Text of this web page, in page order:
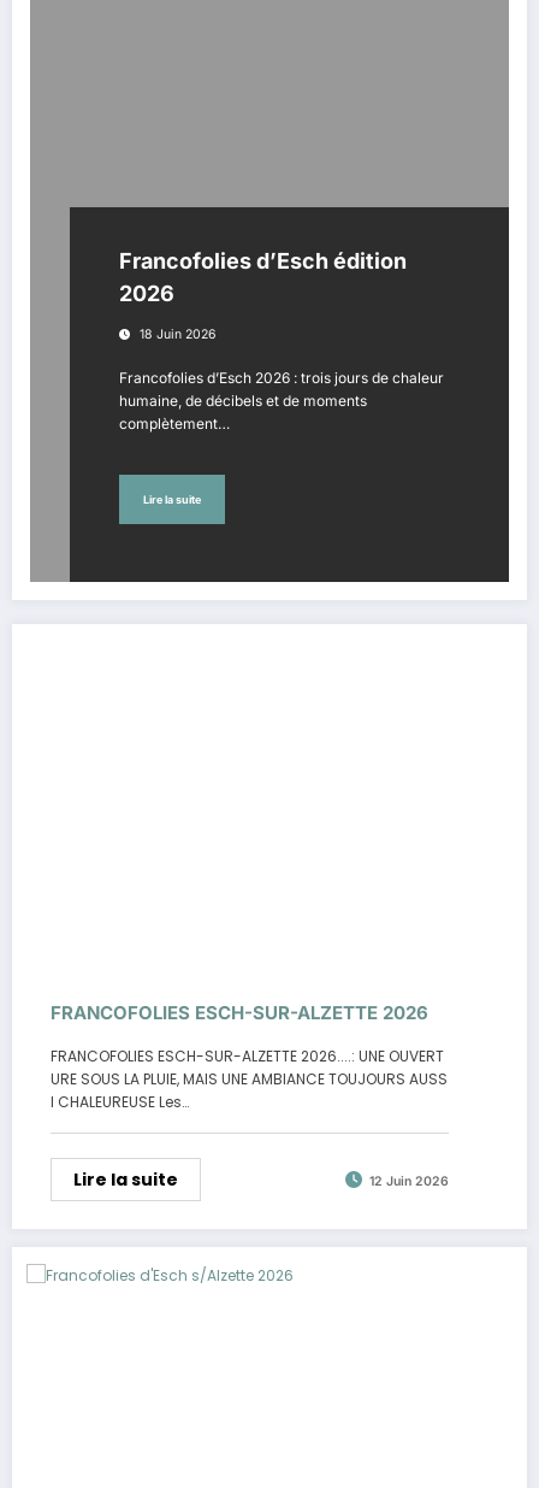
Francofolies d’Esch édition
2026
18 Juin 2026
Francofolies d’Esch 2026 : trois jours de chaleur
humaine, de décibels et de moments
complètement…
Lire la suite
FRANCOFOLIES ESCH-SUR-ALZETTE 2026
FRANCOFOLIES ESCH-SUR-ALZETTE 2026....: UNE OUVERT
URE SOUS LA PLUIE, MAIS UNE AMBIANCE TOUJOURS AUSS
I CHALEUREUSE Les…
Lire la suite 12 Juin 2026